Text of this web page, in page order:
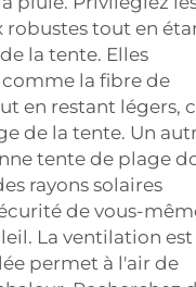
robustes tout en
la tente. Elles
la fibre de
en restant légers,
de la tente. Un
tente de plage
rayons solaires
de vous-
La ventilation est
permet à l'air de